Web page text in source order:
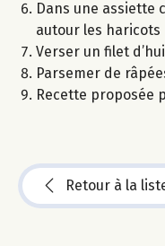
Dans une assiette
autour les haricots
Verser un filet
Parsemer de
Recette proposée
Retour à la